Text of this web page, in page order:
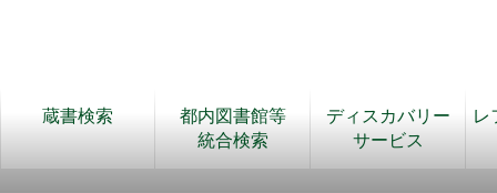
蔵書検索
都内図書館等
統合検索
ディスカバリー
サービス
レ